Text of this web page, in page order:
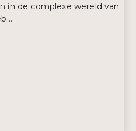
in de complexe wereld van